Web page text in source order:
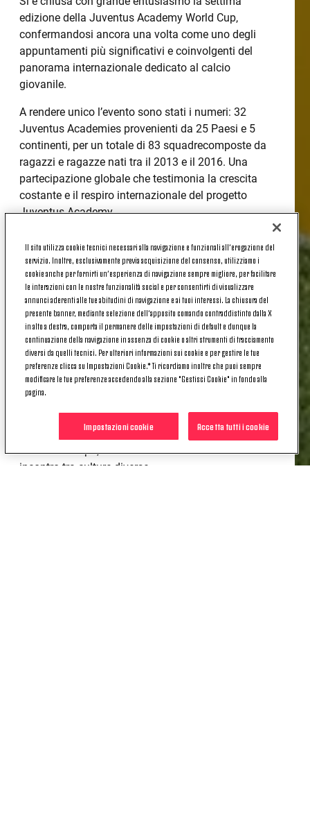
edizione della Juventus Academy World Cup,
confermandosi ancora una volta come uno degli
appuntamenti più significativi e coinvolgenti del
panorama internazionale dedicato al calcio
giovanile.
A rendere unico l’evento sono stati i numeri: 32
Juventus Academies provenienti da 25 Paesi e 5
continenti, per un totale di 83 squadrecomposte da
ragazzi e ragazze nati tra il 2013 e il 2016. Una
partecipazione globale che testimonia la crescita
costante e il respiro internazionale del progetto
Juventus Academy.
soprattutto una straordinaria esperienza umana. Più
che una semplice competizione, una vera
celebrazione dei valori dello sport: amicizia,
passione, condivisione e rispetto, gli stessi principi
che da sempre rappresentano il cuore di questa
manifestazione.
Le magnifiche località di Susa, Oulx, Sauze d’Oulx e
Bardonecchia, insieme all’Allianz Training Center di
Vinovo, che ha ospitato le finali “Gold”, hanno fatto
da cornice a una settimana intensa e ricca di
emozioni. Giorni vissuti con entusiasmo dentro e
fuori dal campo, tra sfide avvincenti e momenti di
incontro tra culture diverse.
Il sito utilizza cookie tecnici necessari alla navigazione e funzionali all’erogazione del
servizio. Inoltre, esclusivamente previa acquisizione del consenso, utilizziamo i
cookie anche per fornirti un’esperienza di navigazione sempre migliore, per facilitare
le interazioni con le nostre funzionalità social e per consentirti di visualizzare
annunci aderenti alle tue abitudini di navigazione e ai tuoi interessi. La chiusura del
presente banner, mediante selezione dell’apposito comando contraddistinto dalla X
in alto a destra, comporta il permanere delle impostazioni di default e dunque la
continuazione della navigazione in assenza di cookie o altri strumenti di tracciamento
diversi da quelli tecnici. Per ulteriori informazioni sui cookie e per gestire le tue
preferenze clicca su Impostazioni Cookie.* Ti ricordiamo inoltre che puoi sempre
modificare le tue preferenze accedendo alla sezione "Gestisci Cookie" in fondo alla
pagina.
Accetta tutti i cookie
Impostazioni cookie